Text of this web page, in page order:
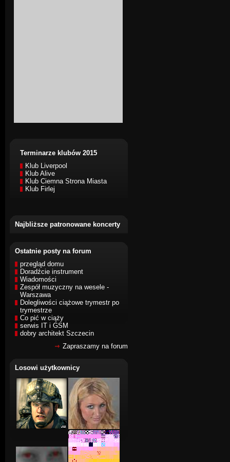
Terminarze klubów 2015
Klub Liverpool
Klub Alive
Klub Ciemna Strona Miasta
Klub Firlej
Najbliższe patronowane koncerty
Ostatnie posty na forum
przegląd domu
Doradźcie instrument
Wiadomości
Zespół muzyczny na wesele -
Warszawa
Dolegliwości ciążowe trymestr po
trymestrze
Co pić w ciąży
serwis IT i GSM
dobry architekt Szczecin
Zapraszamy na forum
Losowi użytkownicy